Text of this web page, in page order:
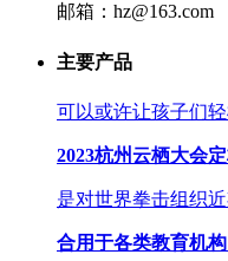
邮箱：hz@163.com
主要产品
可以或许让孩子们
2023杭州云栖大会
是对世界拳击组织
合用于各类教育机